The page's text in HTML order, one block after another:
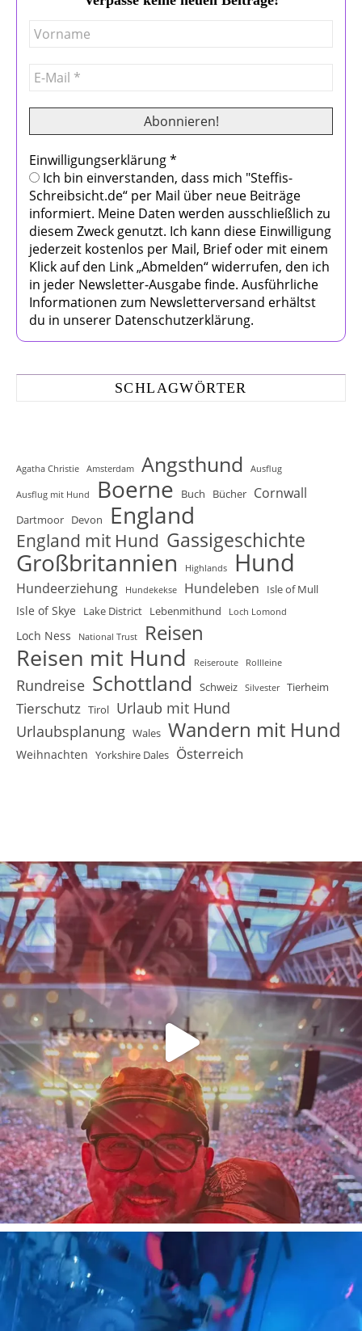
Einwilligungserklärung*
Ich bin einverstanden, dass mich "Steffis-
Schreibsicht.de“ per Mail über neue Beiträge
informiert. Meine Daten werden ausschließlich zu
diesem Zweck genutzt. Ich kann diese Einwilligung
jederzeit kostenlos per Mail, Brief oder mit einem
Klick auf den Link „Abmelden“ widerrufen, den ich
in jeder Newsletter-Ausgabe finde. Ausführliche
Informationen zum Newsletterversand erhältst
du in unserer Datenschutzerklärung.
SCHLAGWÖRTER
Agatha Christie Amsterdam Angsthund Ausflug
Ausflug mit Hund Boerne Buch Bücher Cornwall
Dartmoor Devon England
England mit Hund Gassigeschichte
Großbritannien Highlands Hund
Hundeerziehung Hundekekse Hundeleben Isle of Mull
Isle of Skye Lake District Lebenmithund Loch Lomond
Loch Ness National Trust Reisen
Reisen mit Hund Reiseroute Rollleine
Rundreise Schottland Schweiz Silvester Tierheim
Tierschutz Tirol Urlaub mit Hund
Urlaubsplanung Wales Wandern mit Hund
Weihnachten Yorkshire Dales Österreich